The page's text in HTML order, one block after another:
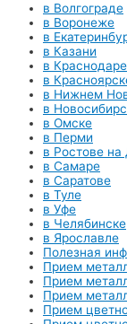
в Волгограде
в Воронеже
в
в Казани
в Краснодаре
в
в Нижнем
в
в Омске
в Перми
в Ростове на
в Самаре
в Саратове
в Туле
в Уфе
в Челябинске
в Ярославле
Полезная
Прием
Прием
Прием
Прием